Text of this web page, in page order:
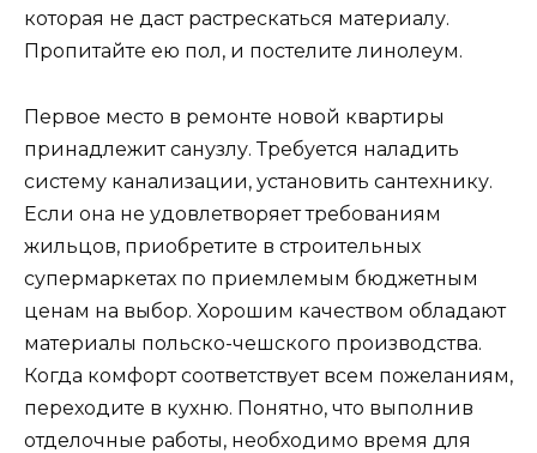
которая не даст растрескаться материалу.
Пропитайте ею пол, и постелите линолеум.
Первое место в ремонте новой квартиры
принадлежит санузлу. Требуется наладить
систему канализации, установить сантехнику.
Если она не удовлетворяет требованиям
жильцов, приобретите в строительных
супермаркетах по приемлемым бюджетным
ценам на выбор. Хорошим качеством обладают
материалы польско-чешского производства.
Когда комфорт соответствует всем пожеланиям,
переходите в кухню. Понятно, что выполнив
отделочные работы, необходимо время для